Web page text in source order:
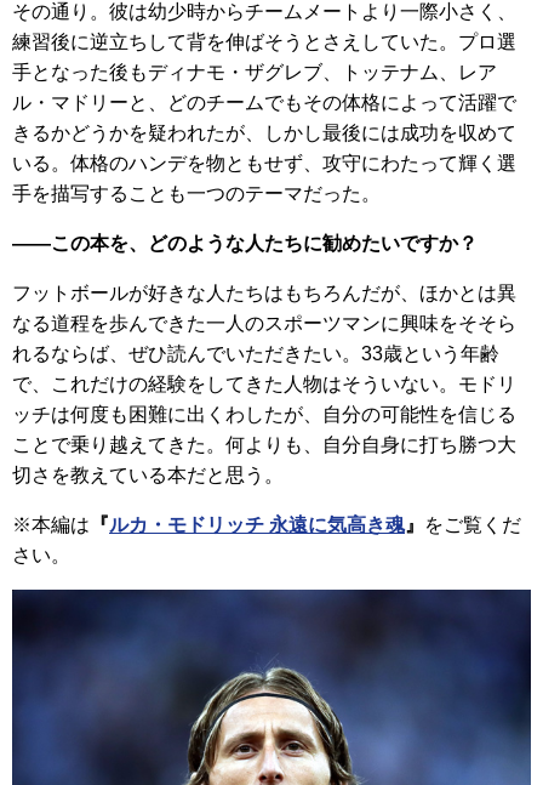
その通り。彼は幼少時からチームメートより一際小さく、
練習後に逆立ちして背を伸ばそうとさえしていた。プロ選
手となった後もディナモ・ザグレブ、トッテナム、レア
ル・マドリーと、どのチームでもその体格によって活躍で
きるかどうかを疑われたが、しかし最後には成功を収めて
いる。体格のハンデを物ともせず、攻守にわたって輝く選
手を描写することも一つのテーマだった。
――この本を、どのような人たちに勧めたいですか？
フットボールが好きな人たちはもちろんだが、ほかとは異
なる道程を歩んできた一人のスポーツマンに興味をそそら
れるならば、ぜひ読んでいただきたい。33歳という年齢
で、これだけの経験をしてきた人物はそういない。モドリ
ッチは何度も困難に出くわしたが、自分の可能性を信じる
ことで乗り越えてきた。何よりも、自分自身に打ち勝つ大
切さを教えている本だと思う。
※本編は 『ルカ・モドリッチ 永遠に気高き魂』
をご覧くだ
さい。